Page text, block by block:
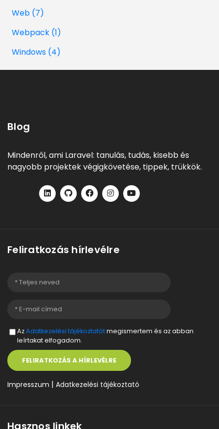
Web (7)
Webpack (1)
Windows (4)
Blog
Mindenről, ami Laravel: tanulás, tudás, kisebb és
nagyobb projektek végigkövetése, tippek, trükkök.
Feliratkozás hírlevélre
AzAdatkezelési tájékoztatótmegismertem és az abban
leírtakat elfogadom.
FELIRATKOZÁS A HÍRLEVÉLRE
Impresszum | Adatkezelési tájékoztató
Hasznos linkek